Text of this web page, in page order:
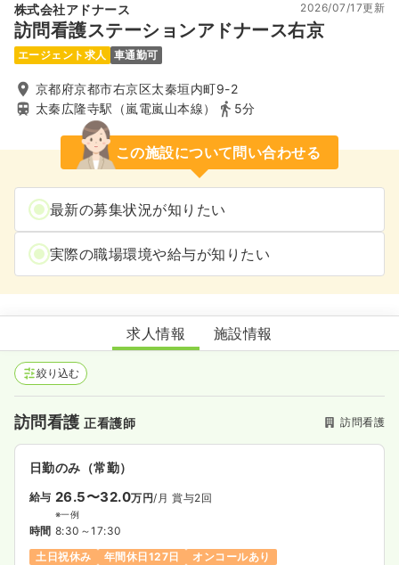
株式会社アドナース
訪問看護ステーションアドナース右京
2026/07/17更新
エージェント求人 車通勤可
京都府京都市右京区太秦垣内町9-2
太秦広隆寺駅（嵐電嵐山本線）
5分
この施設について問い合わせる
最新の募集状況が知りたい
実際の職場環境や給与が知りたい
訪問看護ステーションアドナース右京
求人情報 施設情報
絞り込む
訪問看護正看護師 訪問看護
日勤のみ（常勤）
給与 26.5〜32.0万円/月 賞与2回
※一例
時間 8:30～17:30
土日祝休み
年間休日127日
オンコールあり